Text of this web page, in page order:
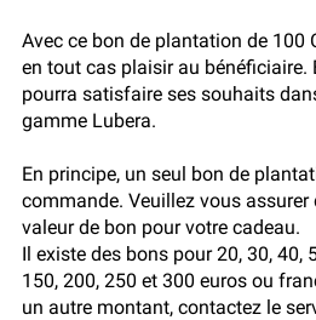
Avec ce bon de plantation de 100
en tout cas plaisir au bénéficiaire.
pourra satisfaire ses souhaits
gamme Lubera.
En principe, un seul bon de
commande. Veuillez vous
valeur de bon pour votre cadeau.
Il existe des bons pour 20, 30, 40,
150, 200, 250 et 300 euros ou
un autre montant, contactez le